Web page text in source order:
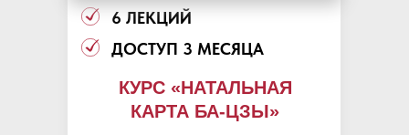
6 ЛЕКЦИЙ
ДОСТУП 3 МЕСЯЦА
КУРС «НАТАЛЬНАЯ
КАРТА БА-ЦЗЫ»